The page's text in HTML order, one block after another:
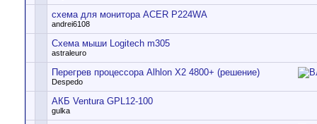
схема для монитора ACER P224WA
andrei6108
Схема мыши Logitech m305
astraleuro
Перегрев процессора Alhlon X2 4800+ (решение)
Despedo
АКБ Ventura GPL12-100
gulka